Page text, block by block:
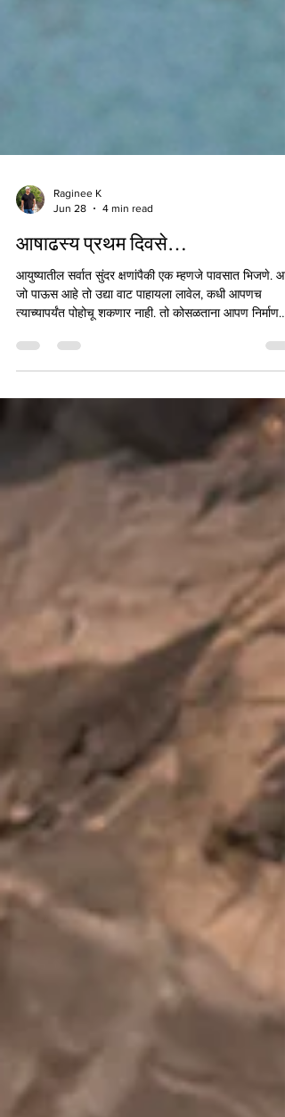
Raginee K
Jun 28
4 min read
आषाढस्य प्रथम दिवसे…
जो पाऊस आहे तो उद्या वाट पाहायला लावेल, कधी आपणच
त्याच्यापर्यंत पोहोचू शकणार नाही. तो कोसळताना आपण निर्माण
तेव्हा आपण बाहेर पडायलाच हवे. मग ती लहान मुले असोत, वृद्ध
असोत, मुली असोत, स्त्रिया असोत कोणीही असो. त्या नर्तनातले,
भिजण्यातले सुख हेच खरे नैसर्गिक सुख. कोणी पाहो वा आपण
असू तो पाऊस